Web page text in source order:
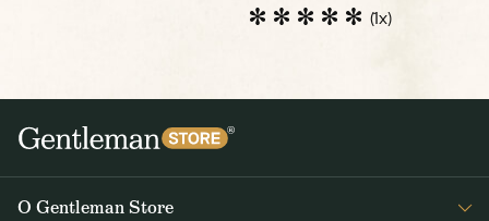
(1x)
O Gentleman Store